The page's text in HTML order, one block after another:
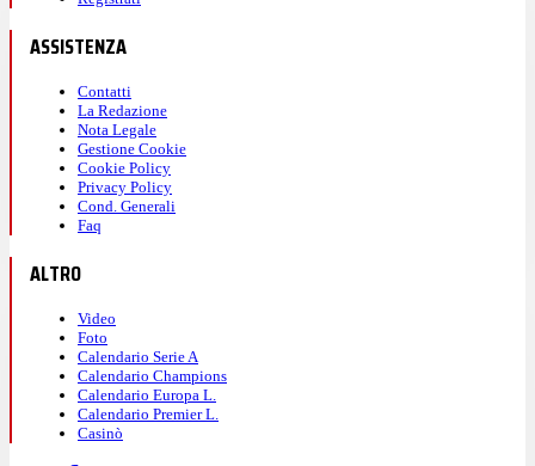
ASSISTENZA
Contatti
La Redazione
Nota Legale
Gestione Cookie
Cookie Policy
Privacy Policy
Cond. Generali
Faq
ALTRO
Video
Foto
Calendario Serie A
Calendario Champions
Calendario Europa L.
Calendario Premier L.
Casinò